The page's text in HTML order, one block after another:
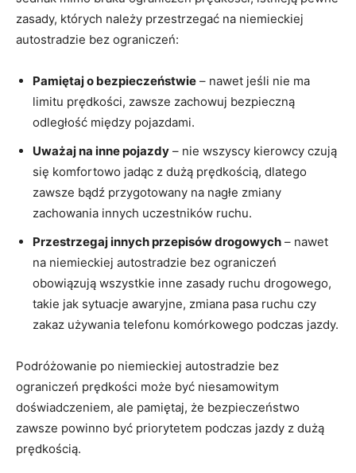
zasady, których należy⁤ przestrzegać⁣ na niemieckiej
autostradzie bez ograniczeń:
Pamiętaj o bezpieczeństwie – nawet jeśli ⁤nie ma
limitu prędkości, zawsze zachowuj bezpieczną
odległość między pojazdami.
Uważaj na inne ⁤pojazdy – nie wszyscy kierowcy‌ czują
⁤się komfortowo jadąc z dużą prędkością, dlatego
zawsze bądź ​przygotowany na nagłe zmiany
zachowania innych ⁣uczestników ruchu.
Przestrzegaj innych przepisów drogowych – nawet⁤
na niemieckiej autostradzie ⁣bez ograniczeń
obowiązują ​wszystkie inne zasady​ ruchu drogowego,
takie jak sytuacje ‌awaryjne, zmiana pasa ruchu czy
zakaz używania telefonu komórkowego ⁣podczas jazdy.
Podróżowanie po niemieckiej autostradzie bez
ograniczeń⁣ prędkości może być niesamowitym
doświadczeniem, ale pamiętaj, że ‍bezpieczeństwo
zawsze‌ powinno być priorytetem podczas jazdy z dużą‍
prędkością.